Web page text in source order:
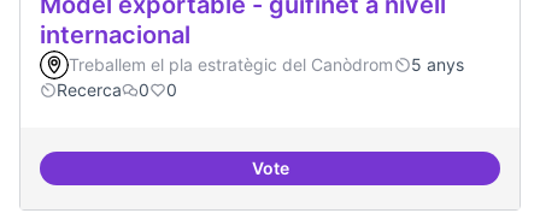
internacional
Treballem el pla estratègic del Canòdrom
5 anys
Recerca
0 0
VoteModel exportable - guifinet a